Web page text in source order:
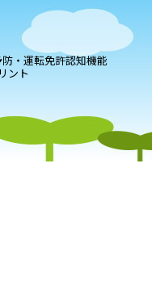
・運転免許認知機能
ント